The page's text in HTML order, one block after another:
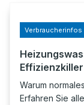
Verbraucherinfos
Effizienzkiller
Warum
Erfahren Sie